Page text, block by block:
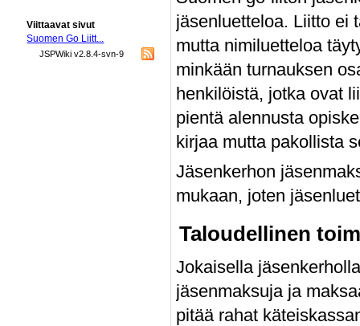
jäsenluetteloa. Liitto ei
mutta nimiluetteloa
minkään turnauksen
henkilöistä, jotka ovat
pientä alennusta
kirjaa mutta pakollista
Jäsenkerhon
mukaan, joten
Taloudellinen
Jokaisella
jäsenmaksuja ja
pitää rahat
Viittaavat sivut
Suomen Go Liitt...
JSPWiki v2.8.4-svn-9